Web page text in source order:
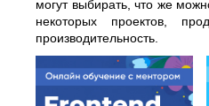
могут выбирать, что же
некоторых проектов,
производительность.